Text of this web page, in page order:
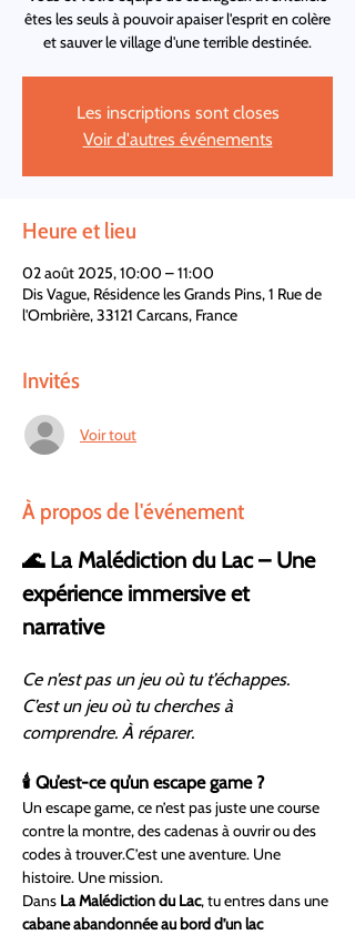
êtes les seuls à pouvoir apaiser l'esprit en colère
et sauver le village d'une terrible destinée.
Les inscriptions sont closes
Voir d'autres événements
Heure et lieu
02 août 2025, 10:00 – 11:00
Dis Vague, Résidence les Grands Pins, 1 Rue de
l'Ombrière, 33121 Carcans, France
Invités
Voir tout
À propos de l'événement
🌊 La Malédiction du Lac – Une
expérience immersive et
narrative
Ce n’est pas un jeu où tu t’échappes.
C’est un jeu où tu cherches à
comprendre. À réparer.
🕯️ Qu’est-ce qu’un escape game ?
Un escape game, ce n’est pas juste une course
contre la montre, des cadenas à ouvrir ou des
codes à trouver.C’est une aventure. Une
histoire. Une mission.
Dans La Malédiction du Lac, tu entres dans une
cabane abandonnée au bord d’un lac